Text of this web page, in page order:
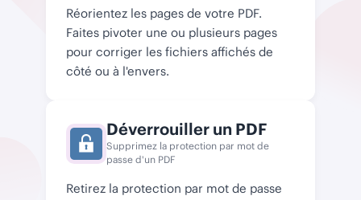
Réorientez les pages de votre PDF.
Faites pivoter une ou plusieurs pages
pour corriger les fichiers affichés de
côté ou à l'envers.
Déverrouiller un PDF
Supprimez la protection par mot de
passe d'un PDF
Retirez la protection par mot de passe